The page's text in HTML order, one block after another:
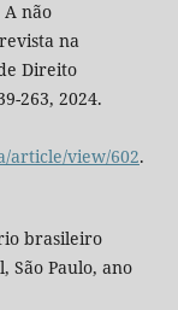
A não
na
Direito
263, 2024.
article/view/602.
brasileiro
São Paulo, ano